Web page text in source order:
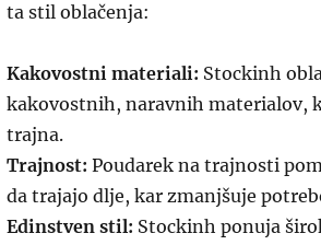
ta stil oblačenja:
Kakovostni materiali: Stockinh
kakovostnih, naravnih materialov,
trajna.
Trajnost: Poudarek na trajnosti
da trajajo dlje, kar zmanjšuje
Edinstven stil: Stockinh ponuja